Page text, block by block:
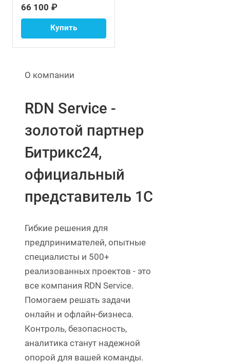
66 100 ₽
Купить
О компании
RDN Service -
золотой партнер
Битрикс24,
официальный
представитель 1С
Гибкие решения для
предпринимателей, опытные
специалисты и 500+
реализованных проектов - это
все компания RDN Service.
Помогаем решать задачи
онлайн и офлайн-бизнеса.
Контроль, безопасность,
аналитика станут надежной
опорой для вашей команды.